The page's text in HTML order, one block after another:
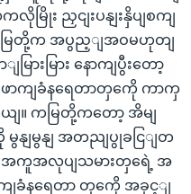
လိုမြိုး ညှငျးပနျးနှိပျစကျ
မြတို့က အပွည့ျအဝမဟုတျ
မြားမြား နောကျပွီးတော့
ဖောကျခံနရေတာတှကေို ကာကှ
ျ။ ကမြတို့ကတော့ အိမျ
နျမွနျ အတညျပွုခငြျတ
အကူအလုပျသမားတှရေဲ့ အ
စကျခံနရေတာ တှကေို အခှင့ျ